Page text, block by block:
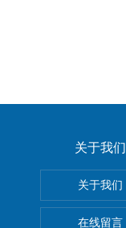
关于我们
关于我们
在线留言